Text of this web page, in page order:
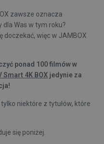
zawsze oznacza
Was w tym roku?
doczekać, więc w JAMBOX
ponad 100 filmów w
Smart 4K BOX jedynie za
tylko niektóre z tytułów, które
się poniżej.